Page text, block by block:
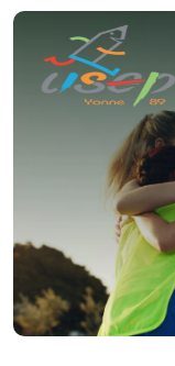
Panneau de gestion des